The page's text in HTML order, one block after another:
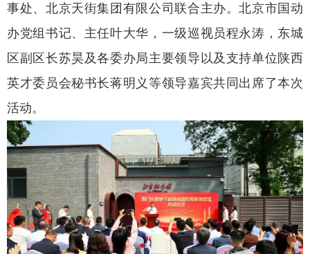
事处、北京天街集团有限公司联合主办。北京市国动
办党组书记、主任叶大华，一级巡视员程永涛，东城
区副区长苏昊及各委办局主要领导以及支持单位陕西
英才委员会秘书长蒋明义等领导嘉宾共同出席了本次
活动。